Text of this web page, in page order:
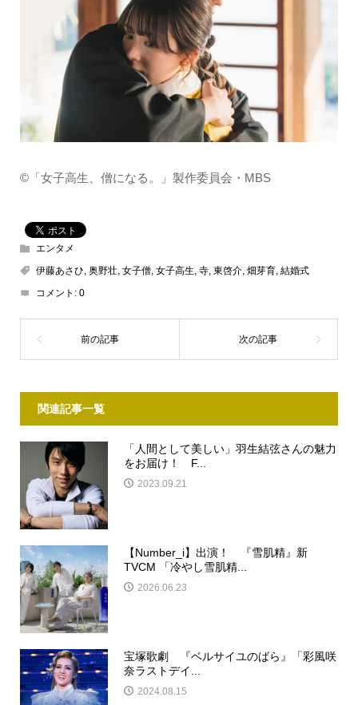
©「女子高生、僧になる。」製作委員会・MBS
エンタメ
伊藤あさひ 奥野壮, 女子僧, 女子高生 寺, 東啓介, 畑芽育, 結婚式
コメント: 0
関連記事一覧
「人間として美しい」羽生結弦さんの魅力
をお届け！ F...
2023.09.21
【Number_i】出演！ 『雪肌精』新
TVCM 「冷やし雪肌精...
2026.06.23
宝塚歌劇 『ベルサイユのばら』「彩風咲
奈ラストデイ...
2024.08.15